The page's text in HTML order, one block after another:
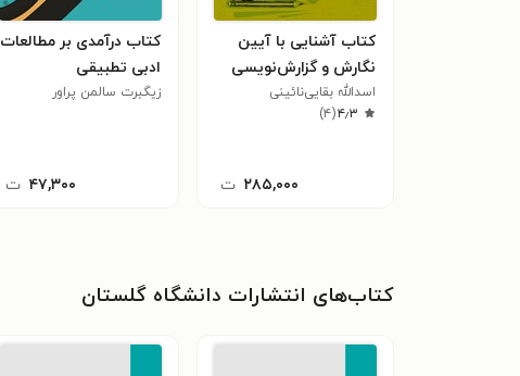
کتاب آشنایی با‌ آیین
نگارش و گزارش‌نویسی
در ادب پارسی
اسدالله بقایی‌نائینی
۴٫۳(۴)
۲۸۵,۰۰۰ ت
کتاب درآمدی بر مطالعات
ادبی تطبیقی
زیگبرت سالمن پراور
۴۷,۳۰۰ ت
کتاب‌های انتشارات دانشگاه گلستان